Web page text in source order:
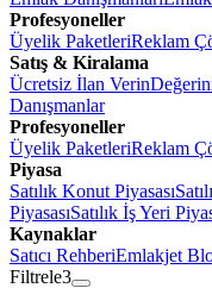
Profesyoneller
Üyelik PaketleriReklam
Satış & Kiralama
Ücretsiz İlan Verin
Danışmanlar
Profesyoneller
Üyelik PaketleriReklam
Piyasa
Satılık Konut Piyasası
PiyasasıSatılık İş Yeri
Kaynaklar
Satıcı RehberiEmlakjet
Filtrele3